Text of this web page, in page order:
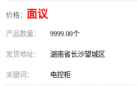
价格： 面议
产品数量： 9999.00个
发货地址： 湖南省长沙望城区
关键词： 电控柜